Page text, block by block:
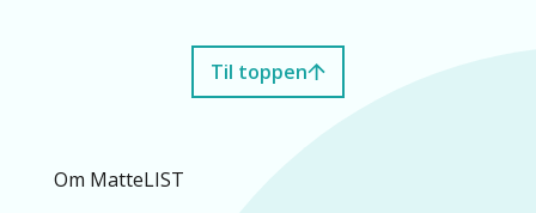
Til toppen
Om MatteLIST